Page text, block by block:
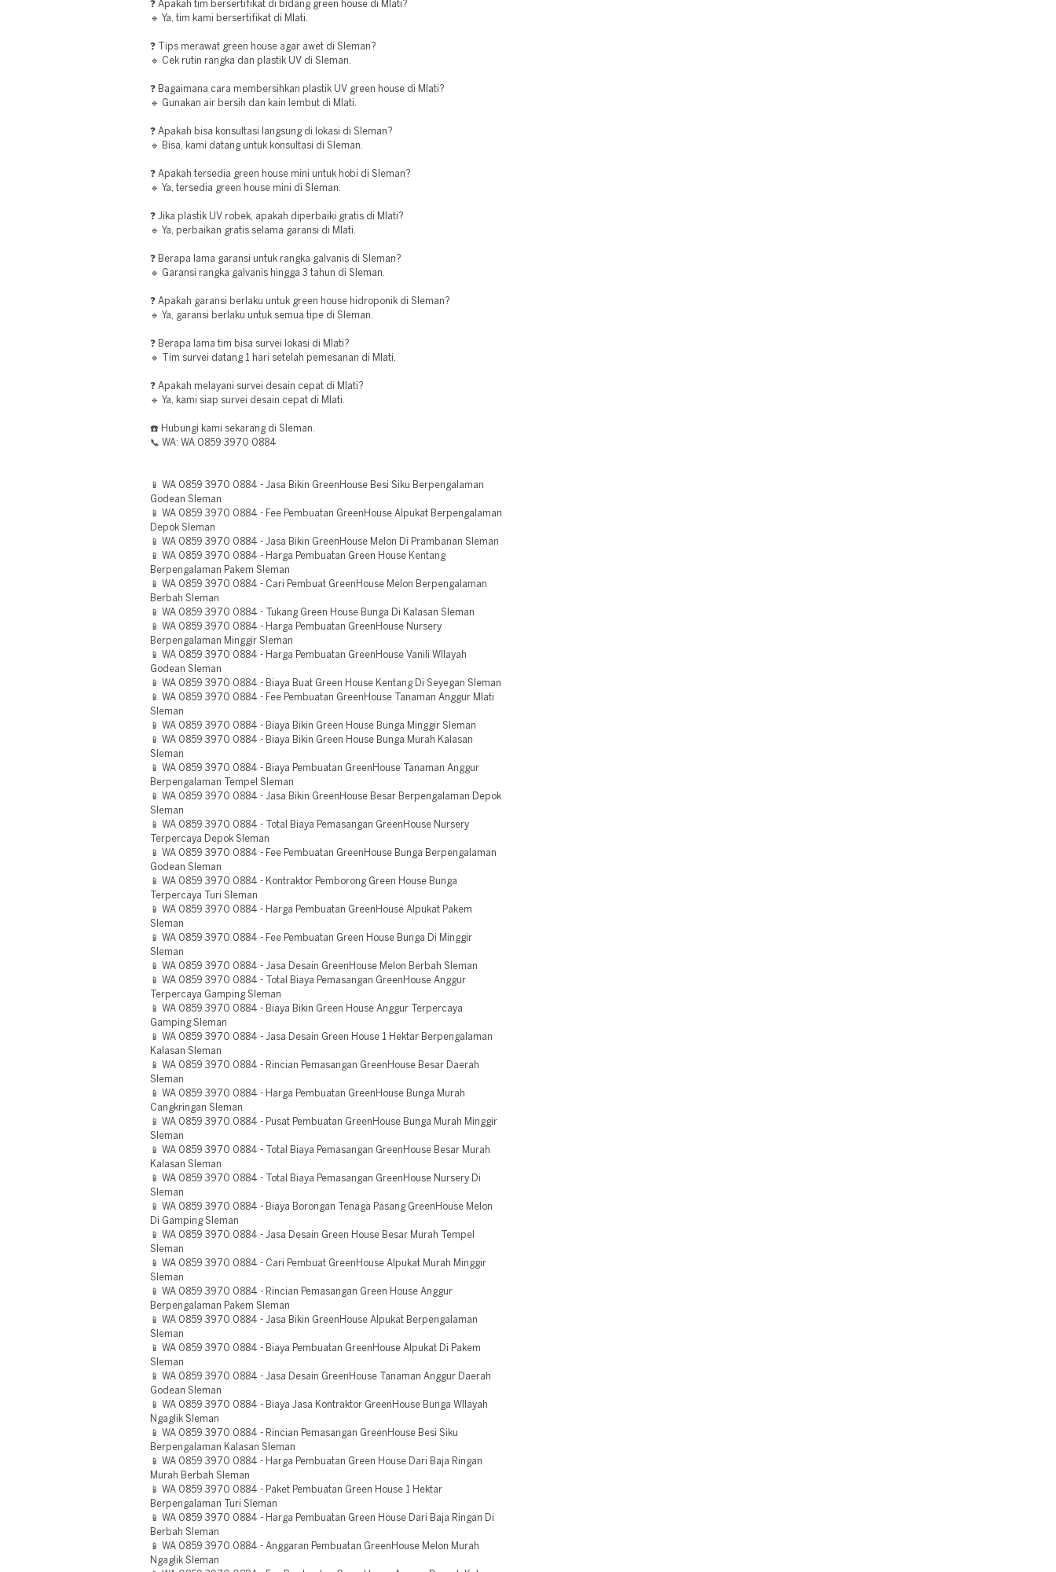
❓ Apakah tim bersertifikat di bidang green house di Mlati?
🔹 Ya, tim kami bersertifikat di Mlati.
❓ Tips merawat green house agar awet di Sleman?
🔹 Cek rutin rangka dan plastik UV di Sleman.
❓ Bagaimana cara membersihkan plastik UV green house di Mlati?
🔹 Gunakan air bersih dan kain lembut di Mlati.
❓ Apakah bisa konsultasi langsung di lokasi di Sleman?
🔹 Bisa, kami datang untuk konsultasi di Sleman.
❓ Apakah tersedia green house mini untuk hobi di Sleman?
🔹 Ya, tersedia green house mini di Sleman.
❓ Jika plastik UV robek, apakah diperbaiki gratis di Mlati?
🔹 Ya, perbaikan gratis selama garansi di Mlati.
❓ Berapa lama garansi untuk rangka galvanis di Sleman?
🔹 Garansi rangka galvanis hingga 3 tahun di Sleman.
❓ Apakah garansi berlaku untuk green house hidroponik di Sleman?
🔹 Ya, garansi berlaku untuk semua tipe di Sleman.
❓ Berapa lama tim bisa survei lokasi di Mlati?
🔹 Tim survei datang 1 hari setelah pemesanan di Mlati.
❓ Apakah melayani survei desain cepat di Mlati?
🔹 Ya, kami siap survei desain cepat di Mlati.
☎️ Hubungi kami sekarang di Sleman.
📞 WA: WA 0859 3970 0884
📱 WA 0859 3970 0884 - Jasa Bikin GreenHouse Besi Siku Berpengalaman
Godean Sleman
📱 WA 0859 3970 0884 - Fee Pembuatan GreenHouse Alpukat Berpengalaman
Depok Sleman
📱 WA 0859 3970 0884 - Jasa Bikin GreenHouse Melon Di Prambanan Sleman
📱 WA 0859 3970 0884 - Harga Pembuatan Green House Kentang
Berpengalaman Pakem Sleman
📱 WA 0859 3970 0884 - Cari Pembuat GreenHouse Melon Berpengalaman
Berbah Sleman
📱 WA 0859 3970 0884 - Tukang Green House Bunga Di Kalasan Sleman
📱 WA 0859 3970 0884 - Harga Pembuatan GreenHouse Nursery
Berpengalaman Minggir Sleman
📱 WA 0859 3970 0884 - Harga Pembuatan GreenHouse Vanili WIlayah
Godean Sleman
📱 WA 0859 3970 0884 - Biaya Buat Green House Kentang Di Seyegan Sleman
📱 WA 0859 3970 0884 - Fee Pembuatan GreenHouse Tanaman Anggur Mlati
Sleman
📱 WA 0859 3970 0884 - Biaya Bikin Green House Bunga Minggir Sleman
📱 WA 0859 3970 0884 - Biaya Bikin Green House Bunga Murah Kalasan
Sleman
📱 WA 0859 3970 0884 - Biaya Pembuatan GreenHouse Tanaman Anggur
Berpengalaman Tempel Sleman
📱 WA 0859 3970 0884 - Jasa Bikin GreenHouse Besar Berpengalaman Depok
Sleman
📱 WA 0859 3970 0884 - Total Biaya Pemasangan GreenHouse Nursery
Terpercaya Depok Sleman
📱 WA 0859 3970 0884 - Fee Pembuatan GreenHouse Bunga Berpengalaman
Godean Sleman
📱 WA 0859 3970 0884 - Kontraktor Pemborong Green House Bunga
Terpercaya Turi Sleman
📱 WA 0859 3970 0884 - Harga Pembuatan GreenHouse Alpukat Pakem
Sleman
📱 WA 0859 3970 0884 - Fee Pembuatan Green House Bunga Di Minggir
Sleman
📱 WA 0859 3970 0884 - Jasa Desain GreenHouse Melon Berbah Sleman
📱 WA 0859 3970 0884 - Total Biaya Pemasangan GreenHouse Anggur
Terpercaya Gamping Sleman
📱 WA 0859 3970 0884 - Biaya Bikin Green House Anggur Terpercaya
Gamping Sleman
📱 WA 0859 3970 0884 - Jasa Desain Green House 1 Hektar Berpengalaman
Kalasan Sleman
📱 WA 0859 3970 0884 - Rincian Pemasangan GreenHouse Besar Daerah
Sleman
📱 WA 0859 3970 0884 - Harga Pembuatan GreenHouse Bunga Murah
Cangkringan Sleman
📱 WA 0859 3970 0884 - Pusat Pembuatan GreenHouse Bunga Murah Minggir
Sleman
📱 WA 0859 3970 0884 - Total Biaya Pemasangan GreenHouse Besar Murah
Kalasan Sleman
📱 WA 0859 3970 0884 - Total Biaya Pemasangan GreenHouse Nursery Di
Sleman
📱 WA 0859 3970 0884 - Biaya Borongan Tenaga Pasang GreenHouse Melon
Di Gamping Sleman
📱 WA 0859 3970 0884 - Jasa Desain Green House Besar Murah Tempel
Sleman
📱 WA 0859 3970 0884 - Cari Pembuat GreenHouse Alpukat Murah Minggir
Sleman
📱 WA 0859 3970 0884 - Rincian Pemasangan Green House Anggur
Berpengalaman Pakem Sleman
📱 WA 0859 3970 0884 - Jasa Bikin GreenHouse Alpukat Berpengalaman
Sleman
📱 WA 0859 3970 0884 - Biaya Pembuatan GreenHouse Alpukat Di Pakem
Sleman
📱 WA 0859 3970 0884 - Jasa Desain GreenHouse Tanaman Anggur Daerah
Godean Sleman
📱 WA 0859 3970 0884 - Biaya Jasa Kontraktor GreenHouse Bunga WIlayah
Ngaglik Sleman
📱 WA 0859 3970 0884 - Rincian Pemasangan GreenHouse Besi Siku
Berpengalaman Kalasan Sleman
📱 WA 0859 3970 0884 - Harga Pembuatan Green House Dari Baja Ringan
Murah Berbah Sleman
📱 WA 0859 3970 0884 - Paket Pembuatan Green House 1 Hektar
Berpengalaman Turi Sleman
📱 WA 0859 3970 0884 - Harga Pembuatan Green House Dari Baja Ringan Di
Berbah Sleman
📱 WA 0859 3970 0884 - Anggaran Pembuatan GreenHouse Melon Murah
Ngaglik Sleman